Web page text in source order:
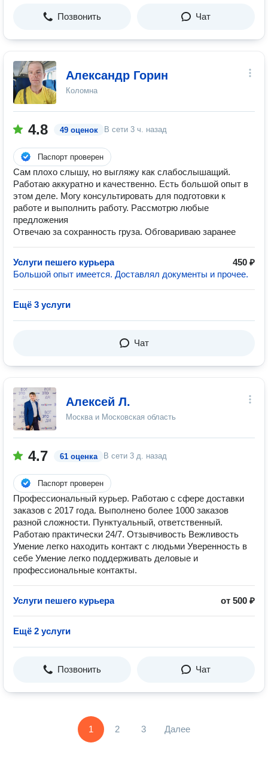
Позвонить Чат
Александр Горин
Коломна
4.8 49 оценок В сети 3 ч. назад
Паспорт проверен
Сам плохо слышу, но выгляжу как слабослышащий.
Работаю аккуратно и качественно. Есть большой опыт в
этом деле. Могу консультировать для подготовки к
работе и выполнить работу. Рассмотрю любые
предложения
Отвечаю за сохранность груза. Обговариваю заранее
Услуги пешего курьера
450 ₽
Большой опыт имеется. Доставлял документы и прочее.
Ещё 3 услуги
Чат
Алексей Л.
Москва и Московская область
4.7 61 оценка В сети 3 д. назад
Паспорт проверен
Профессиональный курьер. Работаю с сфере доставки
заказов с 2017 года. Выполнено более 1000 заказов
разной сложности. Пунктуальный, ответственный.
Работаю практически 24/7. Отзывчивость Вежливость
Умение легко находить контакт с людьми Уверенность в
себе Умение легко поддерживать деловые и
профессиональные контакты.
Услуги пешего курьера от 500 ₽
Ещё 2 услуги
Позвонить Чат
1 2 3 Далее